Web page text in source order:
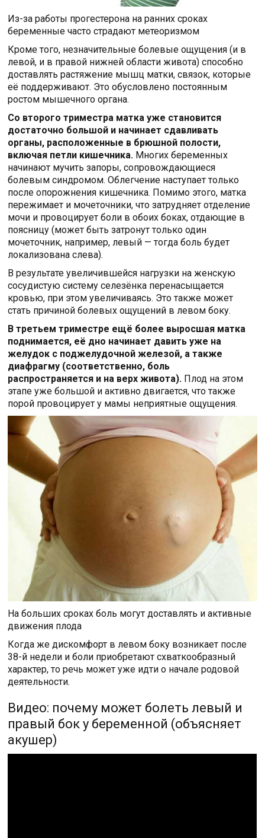
Из-за работы прогестерона на ранних сроках
беременные часто страдают метеоризмом
Кроме того, незначительные болевые ощущения (и в
левой, и в правой нижней области живота) способно
доставлять растяжение мышц матки, связок, которые
её поддерживают. Это обусловлено постоянным
ростом мышечного органа.
Со второго триместра матка уже становится
достаточно большой и начинает сдавливать
органы, расположенные в брюшной полости,
включая петли кишечника. Многих беременных
начинают мучить запоры, сопровождающиеся
болевым синдромом. Облегчение наступает только
после опорожнения кишечника. Помимо этого, матка
пережимает и мочеточники, что затрудняет отделение
мочи и провоцирует боли в обоих боках, отдающие в
поясницу (может быть затронут только один
мочеточник, например, левый — тогда боль будет
локализована слева).
В результате увеличившейся нагрузки на женскую
сосудистую систему селезёнка перенасыщается
кровью, при этом увеличиваясь. Это также может
стать причиной болевых ощущений в левом боку.
В третьем триместре ещё более выросшая матка
поднимается, её дно начинает давить уже на
желудок с поджелудочной железой, а также
диафрагму (соответственно, боль
распространяется и на верх живота). Плод на этом
этапе уже большой и активно двигается, что также
порой провоцирует у мамы неприятные ощущения.
На больших сроках боль могут доставлять и активные
движения плода
Когда же дискомфорт в левом боку возникает после
38-й недели и боли приобретают схваткообразный
характер, то речь может уже идти о начале родовой
деятельности.
Видео: почему может болеть левый и
правый бок у беременной (объясняет
акушер)